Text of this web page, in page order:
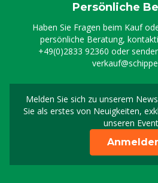
Persönliche
Haben Sie Fragen beim Kauf
persönliche Beratung,
+49(0)2833 92360 oder
Melden Sie sich zu unserem
Sie als erstes von Neuigkeiten,
unseren